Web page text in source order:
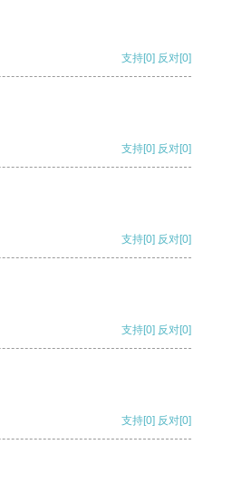
支持[0] 反对[0]
支持[0] 反对[0]
支持[0] 反对[0]
支持[0] 反对[0]
支持[0] 反对[0]